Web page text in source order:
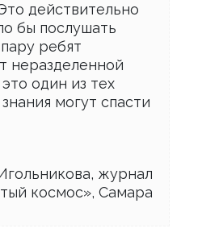
действительно
бы послушать
ребят
неразделенной
один из тех
могут спасти
журнал
космос», Самара